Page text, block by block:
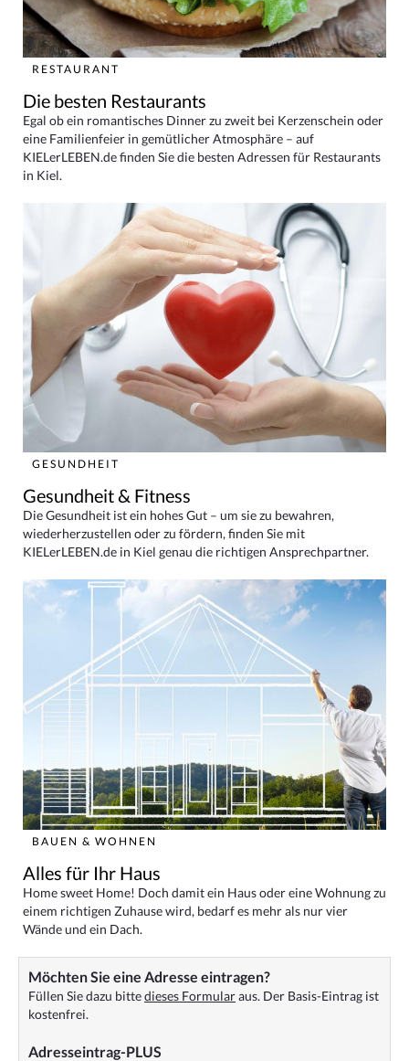
RESTAURANT
Die besten Restaurants
Egal ob ein romantisches Dinner zu zweit bei Kerzenschein oder
eine Familienfeier in gemütlicher Atmosphäre – auf
KIELerLEBEN.de finden Sie die besten Adressen für Restaurants
in Kiel.
GESUNDHEIT
Gesundheit & Fitness
Die Gesundheit ist ein hohes Gut – um sie zu bewahren,
wiederherzustellen oder zu fördern, finden Sie mit
KIELerLEBEN.de in Kiel genau die richtigen Ansprechpartner.
BAUEN & WOHNEN
Alles für Ihr Haus
Home sweet Home! Doch damit ein Haus oder eine Wohnung zu
einem richtigen Zuhause wird, bedarf es mehr als nur vier
Wände und ein Dach.
Möchten Sie eine Adresse eintragen?
Füllen Sie dazu bittedieses Formularaus. Der Basis-Eintrag ist
kostenfrei.
Adresseintrag-PLUS